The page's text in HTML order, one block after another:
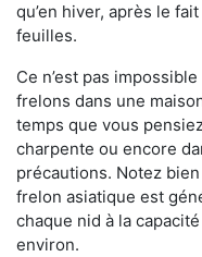
qu’en hiver, après le
feuilles.
Ce n’est pas
frelons dans une
temps que vous
charpente ou encore
précautions. Notez
frelon asiatique est
chaque nid à la
environ.